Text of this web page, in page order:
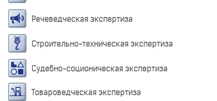
Речеведческая экспертиза
Строительно-техническая экспертиза
Судебно-соционическая экспертиза
Товароведческая экспертиза